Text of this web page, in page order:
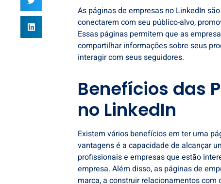
As páginas de empresas no LinkedIn
conectarem com seu público-alvo,
Essas páginas permitem que as
compartilhar informações sobre seus
interagir com seus seguidores.
Benefícios das
no LinkedIn
Existem vários benefícios em ter uma
vantagens é a capacidade de alcançar
profissionais e empresas que estão
empresa. Além disso, as páginas de
marca, a construir relacionamentos